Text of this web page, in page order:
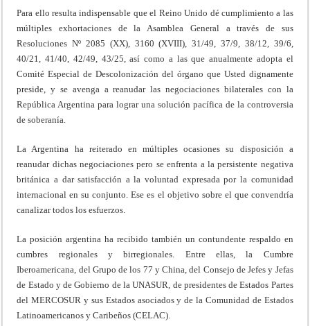
Para ello resulta indispensable que el Reino Unido dé cumplimiento a las
múltiples exhortaciones de la Asamblea General a través de sus
Resoluciones Nº 2085 (XX), 3160 (XVIII), 31/49, 37/9, 38/12, 39/6,
40/21, 41/40, 42/49, 43/25, así como a las que anualmente adopta el
Comité Especial de Descolonización del órgano que Usted dignamente
preside, y se avenga a reanudar las negociaciones bilaterales con la
República Argentina para lograr una solución pacífica de la controversia
de soberanía.
La Argentina ha reiterado en múltiples ocasiones su disposición a
reanudar dichas negociaciones pero se enfrenta a la persistente negativa
británica a dar satisfacción a la voluntad expresada por la comunidad
internacional en su conjunto. Ese es el objetivo sobre el que convendría
canalizar todos los esfuerzos.
La posición argentina ha recibido también un contundente respaldo en
cumbres regionales y birregionales. Entre ellas, la Cumbre
Iberoamericana, del Grupo de los 77 y China, del Consejo de Jefes y Jefas
de Estado y de Gobierno de la UNASUR, de presidentes de Estados Partes
del MERCOSUR y sus Estados asociados y de la Comunidad de Estados
Latinoamericanos y Caribeños (CELAC).